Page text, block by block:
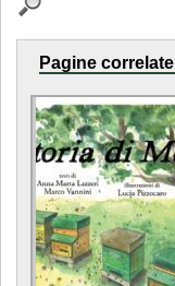
Pagine correlate